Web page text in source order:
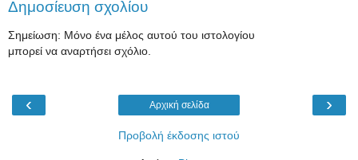
Δημοσίευση σχολίου
Σημείωση: Μόνο ένα μέλος αυτού του ιστολογίου
μπορεί να αναρτήσει σχόλιο.
‹ ›
Αρχική σελίδα
Προβολή έκδοσης ιστού